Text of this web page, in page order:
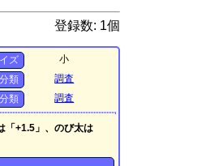
登録数: 1個
ズ
小
類
調査
類
調査
「+1.5」、のび太は